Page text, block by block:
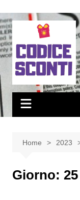
al
contenuto
Home 2023
Giorno: